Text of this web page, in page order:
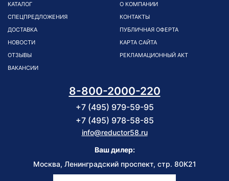
КАТАЛОГ
СПЕЦПРЕДЛОЖЕНИЯ
ДОСТАВКА
НОВОСТИ
ОТЗЫВЫ
ВАКАНСИИ
О КОМПАНИИ
КОНТАКТЫ
ПУБЛИЧНАЯ ОФЕРТА
КАРТА САЙТА
РЕКЛАМАЦИОННЫЙ АКТ
8-800-2000-220
+7 (495) 979-59-95
+7 (495) 978-58-85
info@reductor58.ru
Ваш дилер:
Москва, Ленинградский проспект, стр. 80К21